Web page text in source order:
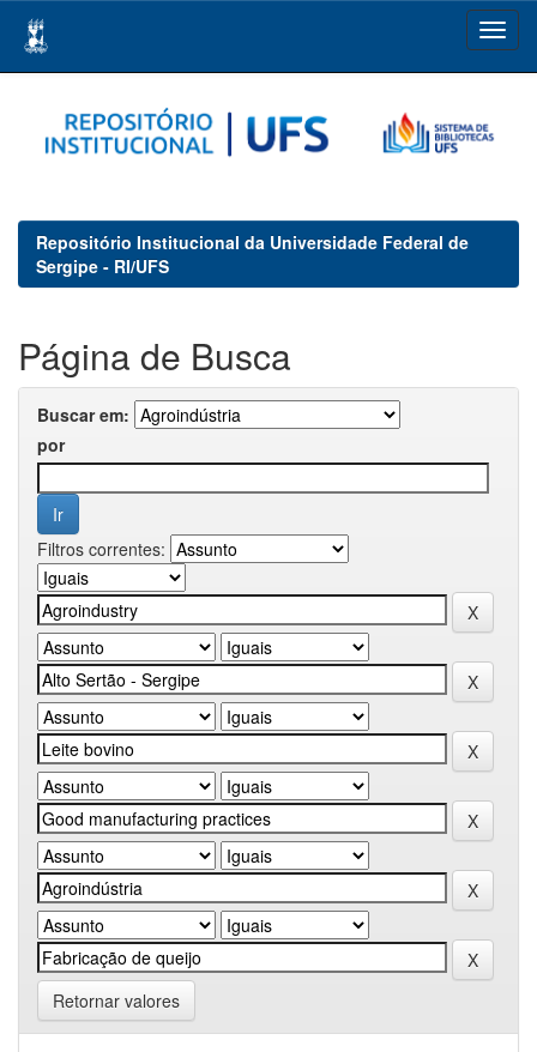
navigation
Repositório Institucional da Universidade Federal de
Sergipe - RI/UFS
Página de Busca
Buscar em:
por
Filtros correntes:
Retornar valores